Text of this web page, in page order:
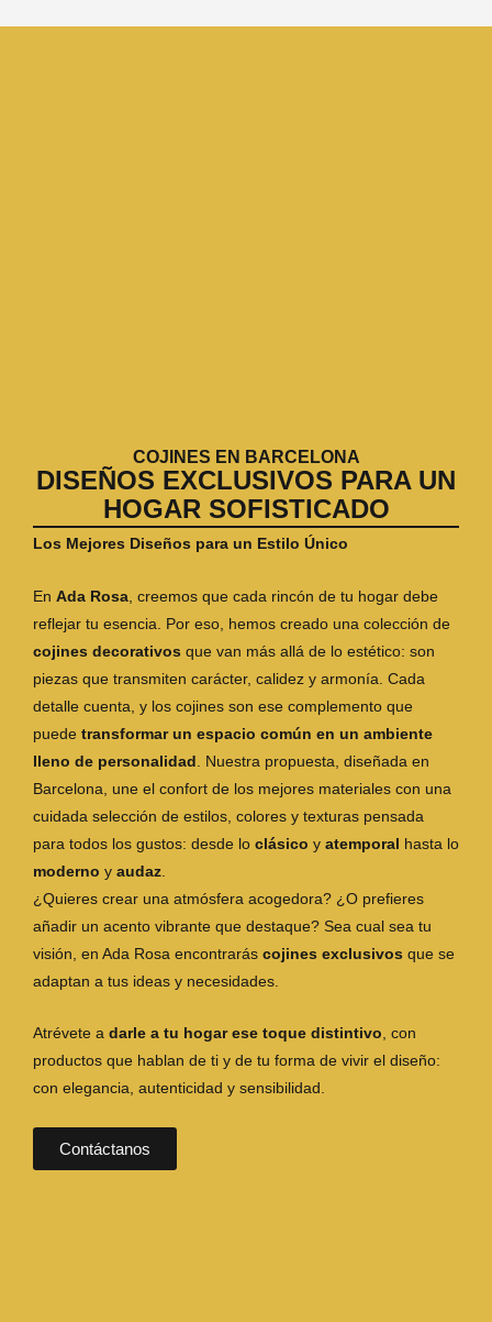
COJINES EN BARCELONA
DISEÑOS EXCLUSIVOS PARA UN
HOGAR SOFISTICADO
Los Mejores Diseños para un Estilo Único
En Ada Rosa , creemos que cada rincón de tu hogar debe
reflejar tu esencia. Por eso, hemos creado una colección de
cojines decorativos que van más allá de lo estético: son
piezas que transmiten carácter, calidez y armonía. Cada
detalle cuenta, y los cojines son ese complemento que
puede transformar un espacio común en un ambiente
lleno de personalidad . Nuestra propuesta, diseñada en
Barcelona, une el confort de los mejores materiales con una
cuidada selección de estilos, colores y texturas pensada
para todos los gustos: desde lo clásico y atemporal hasta lo
moderno y audaz
¿Quieres crear una atmósfera acogedora? ¿O prefieres
añadir un acento vibrante que destaque? Sea cual sea tu
visión, en Ada Rosa encontrarás cojines exclusivos que se
adaptan a tus ideas y necesidades.
Atrévete a darle a tu hogar ese toque distintivo, con
productos que hablan de ti y de tu forma de vivir el diseño:
con elegancia, autenticidad y sensibilidad.
Contáctanos